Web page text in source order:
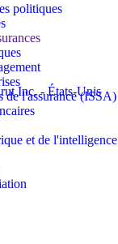
politiques
de l'assurance (ISSA)
et de l'intelligence
Inc. - États-Unis